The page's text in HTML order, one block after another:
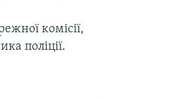
комісії,
поліції.